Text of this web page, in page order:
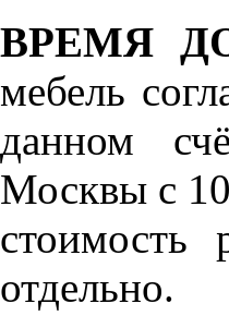
ВРЕМЯ
мебель
данном
Москвы с
стоимость
отдельно.